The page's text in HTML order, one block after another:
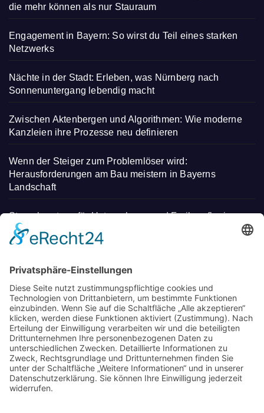
die mehr können als nur Stauraum
Engagement in Bayern: So wirst du Teil eines starken
Netzwerks
Nächte in der Stadt: Erleben, was Nürnberg nach
Sonnenuntergang lebendig macht
Zwischen Aktenbergen und Algorithmen: Wie moderne
Kanzleien ihre Prozesse neu definieren
Wenn der Steiger zum Problemlöser wird:
Herausforderungen am Bau meistern in Bayerns
Landschaft
Steuerberatung für Unternehmen und Freiberufler in
Deggendorf
Energie tanken – Entdecken Sie einen
unverwechselbaren Kurzurlaub
Wo Eltern in München neue Wege gehen: Spielideen,
Betreuung und Begegnungen